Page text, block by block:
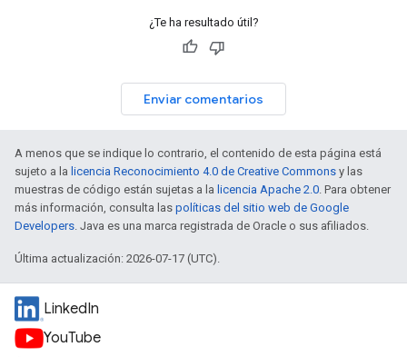
¿Te ha resultado útil?
Enviar comentarios
A menos que se indique lo contrario, el contenido de esta página está
sujeto a la licencia Reconocimiento 4.0 de Creative Commons y las
muestras de código están sujetas a la licencia Apache 2.0. Para obtener
más información, consulta las políticas del sitio web de Google
Developers. Java es una marca registrada de Oracle o sus afiliados.
Última actualización: 2026-07-17 (UTC).
LinkedIn
YouTube